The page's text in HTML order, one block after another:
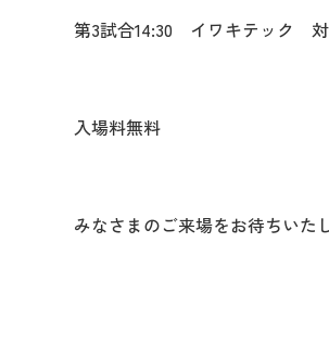
第3試合14:30 イワキテック
入場料無料
みなさまのご来場をお待ちいた